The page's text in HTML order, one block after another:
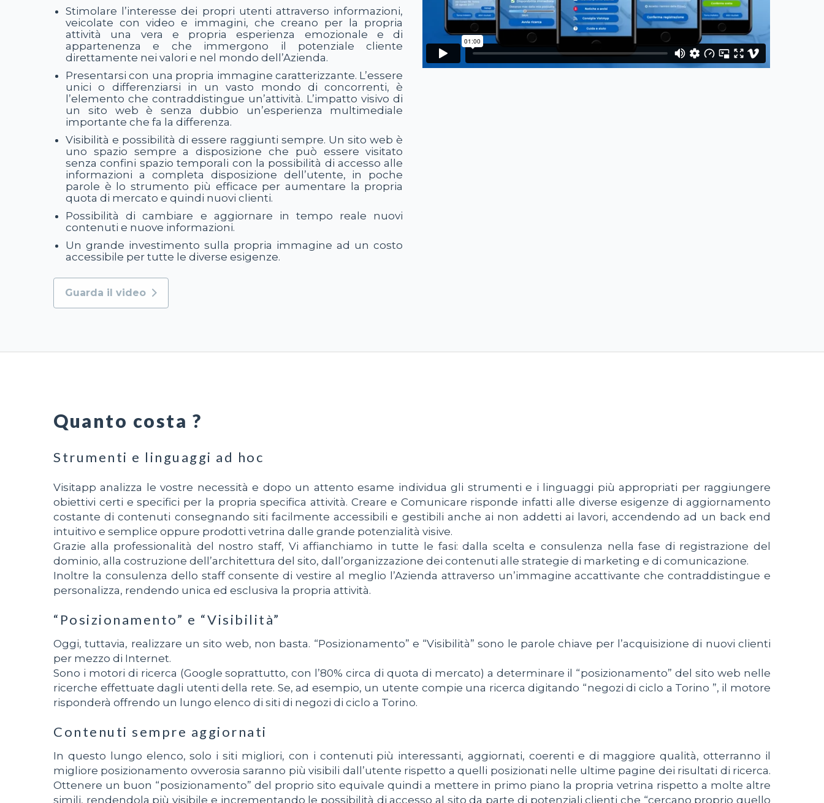
Stimolare l’interesse dei propri utenti attraverso informazioni,
veicolate con video e immagini, che creano per la propria
attività una vera e propria esperienza emozionale e di
appartenenza e che immergono il potenziale cliente
direttamente nei valori e nel mondo dell’Azienda.
Presentarsi con una propria immagine caratterizzante. L’essere
unici o differenziarsi in un vasto mondo di concorrenti, è
l’elemento che contraddistingue un’attività. L’impatto visivo di
un sito web è senza dubbio un’esperienza multimediale
importante che fa la differenza.
Visibilità e possibilità di essere raggiunti sempre. Un sito web è
uno spazio sempre a disposizione che può essere visitato
senza confini spazio temporali con la possibilità di accesso alle
informazioni a completa disposizione dell’utente, in poche
parole è lo strumento più efficace per aumentare la propria
quota di mercato e quindi nuovi clienti.
Possibilità di cambiare e aggiornare in tempo reale nuovi
contenuti e nuove informazioni.
Un grande investimento sulla propria immagine ad un costo
accessibile per tutte le diverse esigenze.
Guarda il video
Quanto costa ?
Strumenti e linguaggi ad hoc
Visitapp analizza le vostre necessità e dopo un attento esame individua gli strumenti e i linguaggi più appropriati per raggiungere
obiettivi certi e specifici per la propria specifica attività. Creare e Comunicare risponde infatti alle diverse esigenze di aggiornamento
costante di contenuti consegnando siti facilmente accessibili e gestibili anche ai non addetti ai lavori, accendendo ad un back end
intuitivo e semplice oppure prodotti vetrina dalle grande potenzialità visive.
Grazie alla professionalità del nostro staff, Vi affianchiamo in tutte le fasi: dalla scelta e consulenza nella fase di registrazione del
dominio, alla costruzione dell’architettura del sito, dall’organizzazione dei contenuti alle strategie di marketing e di comunicazione.
Inoltre la consulenza dello staff consente di vestire al meglio l’Azienda attraverso un’immagine accattivante che contraddistingue e
personalizza, rendendo unica ed esclusiva la propria attività.
“Posizionamento” e “Visibilità”
Oggi, tuttavia, realizzare un sito web, non basta. “Posizionamento” e “Visibilità” sono le parole chiave per l’acquisizione di nuovi clienti
per mezzo di Internet.
Sono i motori di ricerca (Google soprattutto, con l’80% circa di quota di mercato) a determinare il “posizionamento” del sito web nelle
ricerche effettuate dagli utenti della rete. Se, ad esempio, un utente compie una ricerca digitando “negozi di ciclo a Torino ”, il motore
risponderà offrendo un lungo elenco di siti di negozi di ciclo a Torino.
Contenuti sempre aggiornati
In questo lungo elenco, solo i siti migliori, con i contenuti più interessanti, aggiornati, coerenti e di maggiore qualità, otterranno il
migliore posizionamento ovverosia saranno più visibili dall’utente rispetto a quelli posizionati nelle ultime pagine dei risultati di ricerca.
Ottenere un buon “posizionamento” del proprio sito equivale quindi a mettere in primo piano la propria vetrina rispetto a molte altre
simili, rendendola più visibile e incrementando le possibilità di accesso al sito da parte di potenziali clienti che “cercano proprio quello